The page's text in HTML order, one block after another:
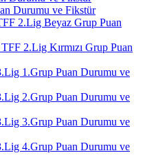
Durumu ve Fikstür
2.Lig Beyaz Grup Puan
TFF 2.Lig Kırmızı Grup Puan
1.Grup Puan Durumu ve
2.Grup Puan Durumu ve
3.Grup Puan Durumu ve
4.Grup Puan Durumu ve